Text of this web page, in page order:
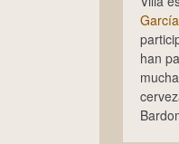
García
han